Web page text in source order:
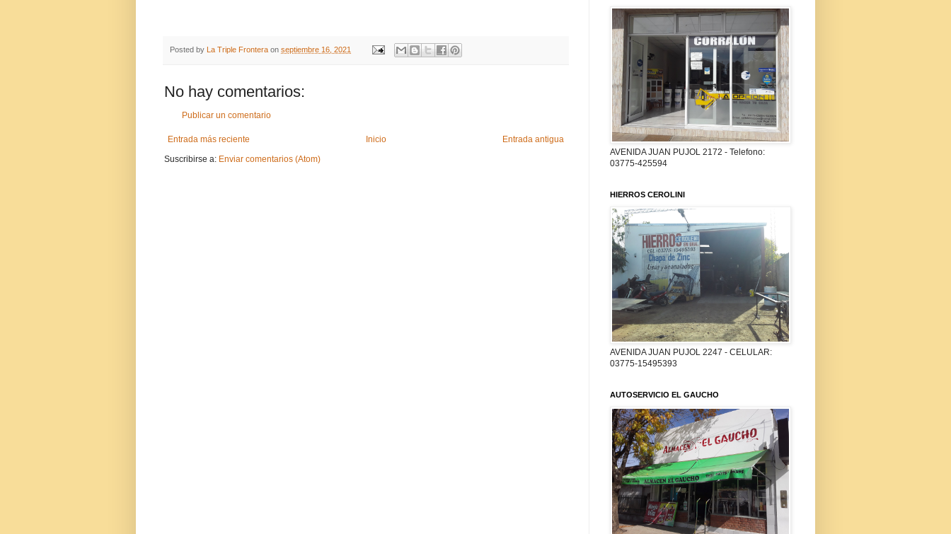
Posted by La Triple Frontera on septiembre 16, 2021
No hay comentarios:
Publicar un comentario
Entrada más reciente Entrada antigua
Inicio
Suscribirse a: Enviar comentarios (Atom)
AVENIDA JUAN PUJOL 2172 - Telefono:
03775-425594
HIERROS CEROLINI
AVENIDA JUAN PUJOL 2247 - CELULAR:
03775-15495393
AUTOSERVICIO EL GAUCHO